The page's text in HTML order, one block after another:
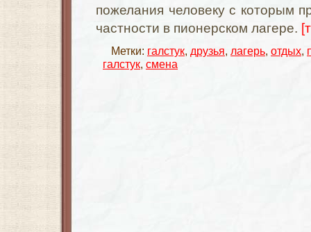
пожелания человеку с которым
частности в пионерском лагере.
Метки: галстук, друзья, лагерь, отдых,
галстук, смена